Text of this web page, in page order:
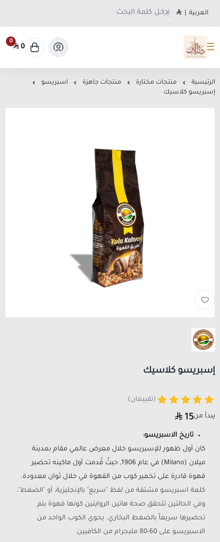
العربية
متجر دلة البن
0
0
الرئيسية منتجات مختارة منتجات جاهزة
اسبريسو
إسبريسو كلاسيك
إسبريسو كلاسيك
(تقييمان)
يبدأ من15
تاريخ الاسبريسو:
كان أول ظهور للإسبريسو خلال معرض عالمي مقام بمدينة
ميلان (Milano) في عام 1906, حيثُ قُدمت أول ماكينه تحضير
قهوة قادرة على تخمير كوب من القهوة في خلال ثوان معدودة.
كلمة اسبريسو مشتقة من لفظ "سريع" بالإنجليزية، أو "الضغط"،
وفي الحالتين تتحقق صحة هاتين الروايتين كونها قهوة يتم
تحضيرها سريعاً بالضغط البخاري. يحوي الكوب الواحد من
الاسبريسو على 60-80 مليجرام من الكافيين.